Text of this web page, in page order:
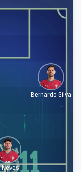
Bernardo Silva
Neves